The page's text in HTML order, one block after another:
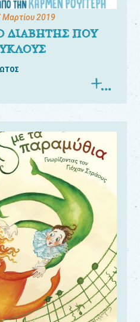
Μαρτίου 2019
ΔΙΑΒΗΤΗΣ ΠΟΥ